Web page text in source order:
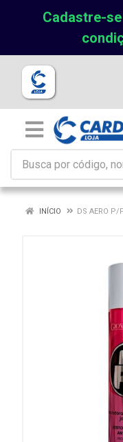
Cadastre-
INÍCIO DS AERO P/